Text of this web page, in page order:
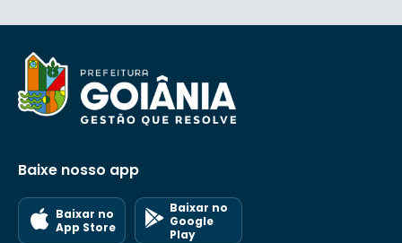
Baixe nosso app
Baixar no
App Store
Baixar no
Google
Play